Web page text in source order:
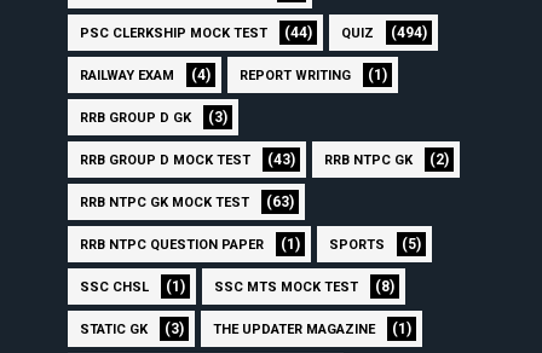
PSC CLERKSHIP MOCK TEST (44) QUIZ (494)
RAILWAY EXAM (4) REPORT WRITING (1)
RRB GROUP D GK (3)
RRB GROUP D MOCK TEST (43) RRB NTPC GK (2)
RRB NTPC GK MOCK TEST (63)
RRB NTPC QUESTION PAPER (1) SPORTS (5)
SSC CHSL (1) SSC MTS MOCK TEST (8)
STATIC GK (3) THE UPDATER MAGAZINE (1)